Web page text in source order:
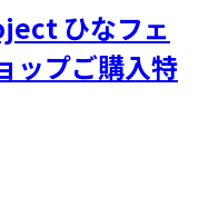
ひなフェ
ップご購入特